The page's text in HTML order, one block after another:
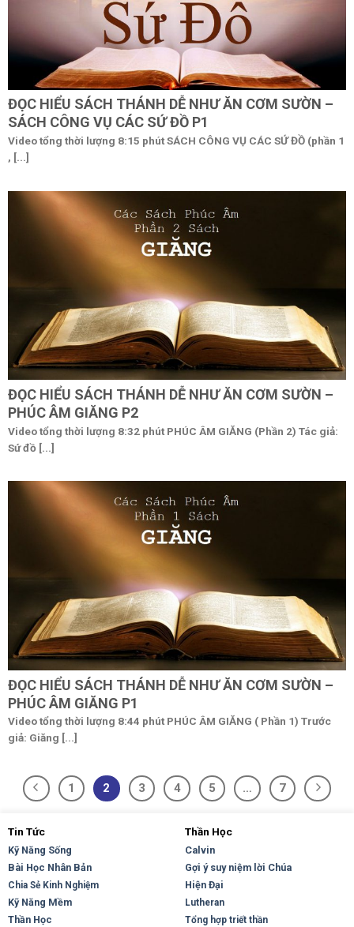
ĐỌC HIỂU SÁCH THÁNH DỄ NHƯ ĂN CƠM SƯỜN –
SÁCH CÔNG VỤ CÁC SỨ ĐỒ P1
Video tổng thời lượng 8:15 phút SÁCH CÔNG VỤ CÁC SỨ ĐỒ (phần 1
, [...]
ĐỌC HIỂU SÁCH THÁNH DỄ NHƯ ĂN CƠM SƯỜN –
PHÚC ÂM GIĂNG P2
Video tổng thời lượng 8:32 phút PHÚC ÂM GIĂNG (Phần 2) Tác giả:
Sứ đồ [...]
ĐỌC HIỂU SÁCH THÁNH DỄ NHƯ ĂN CƠM SƯỜN –
PHÚC ÂM GIĂNG P1
Video tổng thời lượng 8:44 phút PHÚC ÂM GIĂNG ( Phần 1) Trước
giả: Giăng [...]
1 2 3 4 5 … 7
Tin Tức
Kỹ Năng Sống
Bài Học Nhân Bản
Chia Sẻ Kinh Nghiệm
Kỹ Năng Mềm
Thần Học
Thần Học
Calvin
Gợi ý suy niệm lời Chúa
Hiện Đại
Lutheran
Tổng hợp triết thần